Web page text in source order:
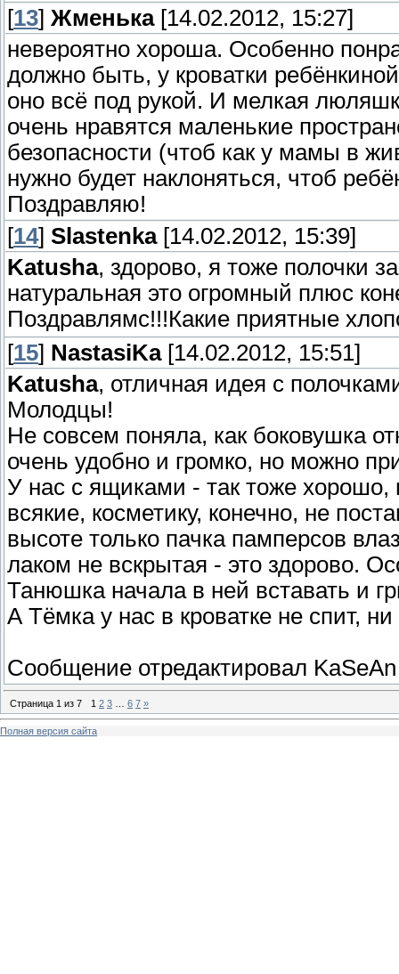
[13] Жменька[14.02.2012, 15:27]
невероятно хороша. Особенно
должно быть, у кроватки
оно всё под рукой. И мелкая
очень нравятся маленькие
безопасности (чтоб как у мамы в
нужно будет наклоняться, чтоб
Поздравляю!
[14] Slastenka[14.02.2012, 15:39]
Katusha, здорово, я тоже полочки
натуральная это огромный плюс
Поздравлямс!!!Какие приятные
[15] NastasiKa[14.02.2012, 15:51]
Katusha, отличная идея с
Молодцы!
Не совсем поняла, как боковушка
очень удобно и громко, но можно
У нас с ящиками - так тоже
всякие, косметику, конечно, не
высоте только пачка памперсов
лаком не вскрытая - это здорово.
Танюшка начала в ней вставать и
А Тёмка у нас в кроватке не спит,
Сообщение отредактировал KaSeAn
Страница 1 из 7 1 2 3 6 7 »
Полная версия сайта